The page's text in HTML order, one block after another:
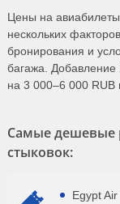
Цены на
нескольких
бронирования и
багажа. Добавление
на 3 000–6 000 RUB
Самые дешевые
стыковок:
Egypt